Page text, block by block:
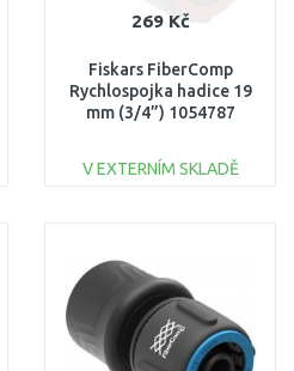
269 Kč
Fiskars FiberComp
Rychlospojka hadice 19
mm (3/4”) 1054787
V EXTERNÍM SKLADĚ
Porovnat